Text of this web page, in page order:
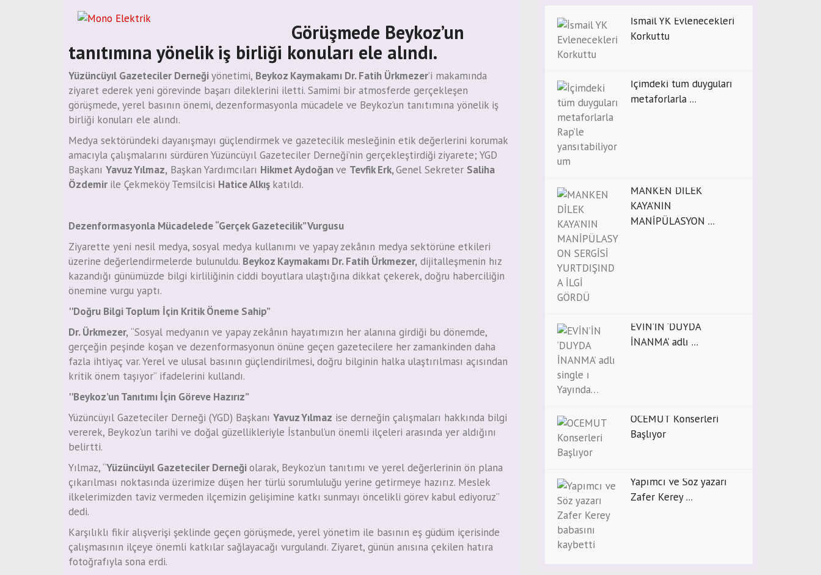
Görüşmede Beykoz’un
tanıtımına yönelik iş birliği konuları ele alındı.
Yüzüncüyıl Gazeteciler Derneğiyönetimi, Beykoz Kaymakamı Dr. Fatih Ürkmezer’i makamında
ziyaret ederek yeni görevinde başarı dileklerini iletti. Samimi bir atmosferde gerçekleşen
görüşmede, yerel basının önemi, dezenformasyonla mücadele ve Beykoz’un tanıtımına yönelik iş
birliği konuları ele alındı.
Medya sektöründeki dayanışmayı güçlendirmek ve gazetecilik mesleğinin etik değerlerini korumak
amacıyla çalışmalarını sürdüren Yüzüncüyıl Gazeteciler Derneği’nin gerçekleştirdiği ziyarete; YGD
Başkanı Yavuz Yılmaz, Başkan Yardımcıları Hikmet Aydoğanve Tevfik Erk,Genel Sekreter Saliha
Özdemir ile Çekmeköy Temsilcisi Hatice Alkış katıldı.
Dezenformasyonla Mücadelede “Gerçek Gazetecilik” Vurgusu
Ziyarette yeni nesil medya, sosyal medya kullanımı ve yapay zekânın medya sektörüne etkileri
üzerine değerlendirmelerde bulunuldu. Beykoz Kaymakamı Dr. Fatih Ürkmezer, dijitalleşmenin hız
kazandığı günümüzde bilgi kirliliğinin ciddi boyutlara ulaştığına dikkat çekerek, doğru haberciliğin
önemine vurgu yaptı.
''Doğru Bilgi Toplum İçin Kritik Öneme Sahip”
Dr. Ürkmezer,“Sosyal medyanın ve yapay zekânın hayatımızın her alanına girdiği bu dönemde,
gerçeğin peşinde koşan ve dezenformasyonun önüne geçen gazetecilere her zamankinden daha
fazla ihtiyaç var. Yerel ve ulusal basının güçlendirilmesi, doğru bilginin halka ulaştırılması açısından
kritik önem taşıyor” ifadelerini kullandı.
''Beykoz’un Tanıtımı İçin Göreve Hazırız”
Yüzüncüyıl Gazeteciler Derneği (YGD) Başkanı Yavuz Yılmaz ise derneğin çalışmaları hakkında bilgi
vererek, Beykoz’un tarihi ve doğal güzellikleriyle İstanbul’un önemli ilçeleri arasında yer aldığını
belirtti.
Yılmaz, “Yüzüncüyıl Gazeteciler Derneğiolarak, Beykoz’un tanıtımı ve yerel değerlerinin ön plana
çıkarılması noktasında üzerimize düşen her türlü sorumluluğu yerine getirmeye hazırız. Meslek
ilkelerimizden taviz vermeden ilçemizin gelişimine katkı sunmayı öncelikli görev kabul ediyoruz”
dedi.
Karşılıklı fikir alışverişi şeklinde geçen görüşmede, yerel yönetim ile basının eş güdüm içerisinde
çalışmasının ilçeye önemli katkılar sağlayacağı vurgulandı. Ziyaret, günün anısına çekilen hatıra
fotoğrafıyla sona erdi.
İsmail YK Evlenecekleri
Korkuttu
İçimdeki tüm duyguları
metaforlarla ...
MANKEN DİLEK
KAYA’NIN
MANİPÜLASYON ...
EVİN’İN ‘DUYDA
İNANMA’ adlı ...
OCEMUT Konserleri
Başlıyor
Yapımcı ve Söz yazarı
Zafer Kerey ...